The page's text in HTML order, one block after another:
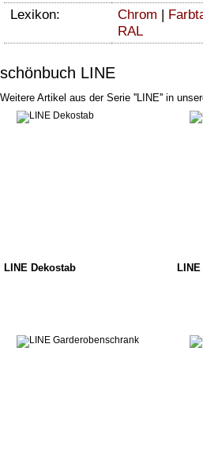
Lexikon:
Chrom |
RAL
schönbuch LINE
Weitere Artikel aus der Serie ''LINE'' in
LINE Dekostab